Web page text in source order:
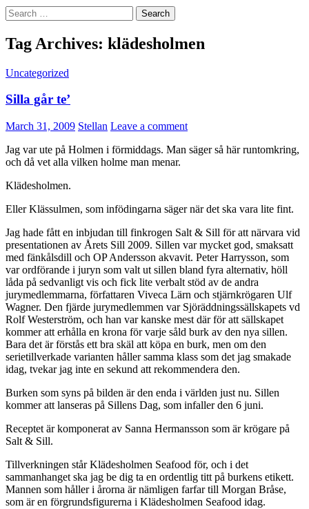
Search
for:
Tag Archives: klädesholmen
Uncategorized
Silla går te’
March 31, 2009 Stellan Leave a comment
Jag var ute på Holmen i förmiddags. Man säger så här runtomkring,
och då vet alla vilken holme man menar.
Klädesholmen.
Eller Klässulmen, som infödingarna säger när det ska vara lite fint.
Jag hade fått en inbjudan till finkrogen Salt & Sill för att närvara vid
presentationen av Årets Sill 2009. Sillen var mycket god, smaksatt
med fänkålsdill och OP Andersson akvavit. Peter Harrysson, som
var ordförande i juryn som valt ut sillen bland fyra alternativ, höll
låda på sedvanligt vis och fick lite verbalt stöd av de andra
jurymedlemmarna, författaren Viveca Lärn och stjärnkrögaren Ulf
Wagner. Den fjärde jurymedlemmen var Sjöräddningssällskapets vd
Rolf Westerström, och han var kanske mest där för att sällskapet
kommer att erhålla en krona för varje såld burk av den nya sillen.
Bara det är förstås ett bra skäl att köpa en burk, men om den
serietillverkade varianten håller samma klass som det jag smakade
idag, tvekar jag inte en sekund att rekommendera den.
Burken som syns på bilden är den enda i världen just nu. Sillen
kommer att lanseras på Sillens Dag, som infaller den 6 juni.
Receptet är komponerat av Sanna Hermansson som är krögare på
Salt & Sill.
Tillverkningen står Klädesholmen Seafood för, och i det
sammanhanget ska jag be dig ta en ordentlig titt på burkens etikett.
Mannen som håller i årorna är nämligen farfar till Morgan Bråse,
som är en förgrundsfigurerna i Klädesholmen Seafood idag.